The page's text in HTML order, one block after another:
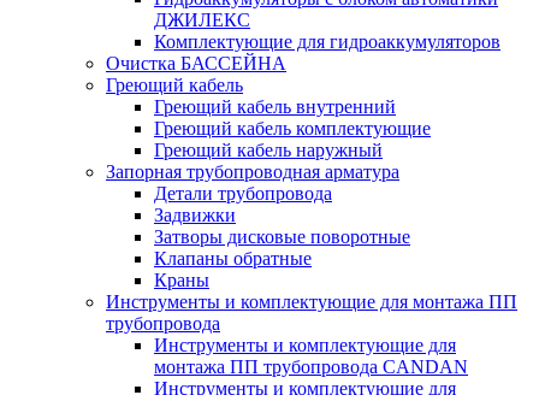
ДЖИЛЕКС
Комплектующие для гидроаккумуляторов
Очистка БАССЕЙНА
Греющий кабель
Греющий кабель внутренний
Греющий кабель комплектующие
Греющий кабель наружный
Запорная трубопроводная арматура
Детали трубопровода
Задвижки
Затворы дисковые поворотные
Клапаны обратные
Краны
Инструменты и комплектующие для монтажа ПП
трубопровода
Инструменты и комплектующие для
монтажа ПП трубопровода CANDAN
Инструменты и комплектующие для